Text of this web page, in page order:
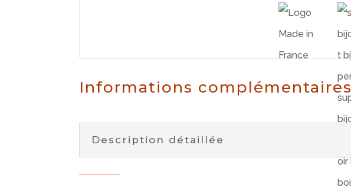
Informations complémentaires
Description détaillée